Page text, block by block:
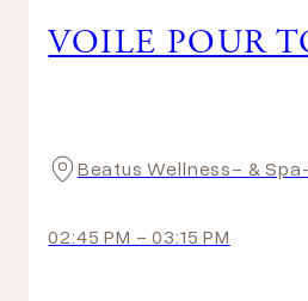
VOILE POUR
Beatus Wellness- &
02:45 PM -03:15 PM